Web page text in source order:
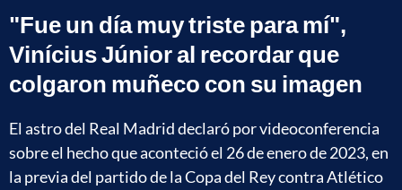
"Fue un día muy triste para mí",
Vinícius Júnior al recordar que
colgaron muñeco con su imagen
El astro del Real Madrid declaró por videoconferencia
sobre el hecho que aconteció el 26 de enero de 2023, en
la previa del partido de la Copa del Rey contra Atlético